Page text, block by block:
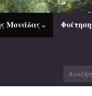
Μονάδας Φοίτηση
for: